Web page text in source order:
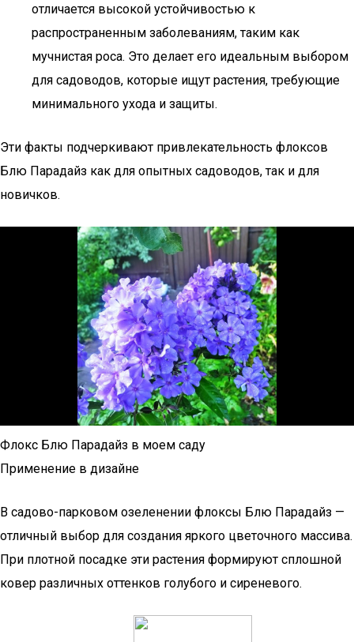
отличается высокой устойчивостью к
распространенным заболеваниям, таким как
мучнистая роса. Это делает его идеальным выбором
для садоводов, которые ищут растения, требующие
минимального ухода и защиты.
Эти факты подчеркивают привлекательность флоксов
Блю Парадайз как для опытных садоводов, так и для
новичков.
Флокс Блю Парадайз в моем саду
Применение в дизайне
В садово-парковом озеленении флоксы Блю Парадайз —
отличный выбор для создания яркого цветочного массива.
При плотной посадке эти растения формируют сплошной
ковер различных оттенков голубого и сиреневого.